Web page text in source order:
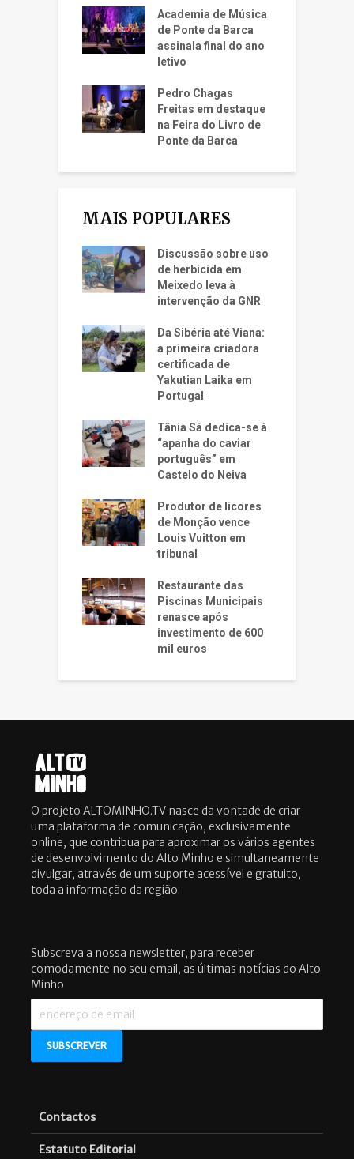
Academia de Música
de Ponte da Barca
assinala final do ano
letivo
Pedro Chagas
Freitas em destaque
na Feira do Livro de
Ponte da Barca
MAIS POPULARES
Discussão sobre uso
de herbicida em
Meixedo leva à
intervenção da GNR
Da Sibéria até Viana:
a primeira criadora
certificada de
Yakutian Laika em
Portugal
Tânia Sá dedica-se à
“apanha do caviar
português” em
Castelo do Neiva
Produtor de licores
de Monção vence
Louis Vuitton em
tribunal
Restaurante das
Piscinas Municipais
renasce após
investimento de 600
mil euros
O projeto ALTOMINHO.TV nasce da vontade de criar
uma plataforma de comunicação, exclusivamente
online, que contribua para aproximar os vários agentes
de desenvolvimento do Alto Minho e simultaneamente
divulgar, através de um suporte acessível e gratuito,
toda a informação da região.
Subscreva a nossa newsletter, para receber
comodamente no seu email, as últimas notícias do Alto
Minho
Contactos
Estatuto Editorial